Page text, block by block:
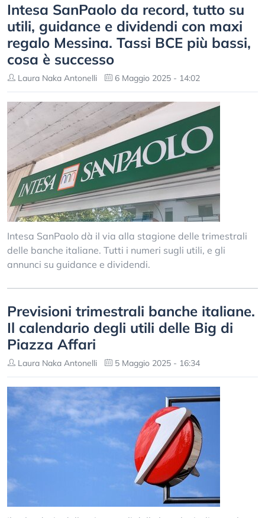
Intesa SanPaolo da record, tutto su
utili, guidance e dividendi con maxi
regalo Messina. Tassi BCE più bassi,
cosa è successo
Laura Naka Antonelli 6 Maggio 2025 - 14:02
Intesa SanPaolo dà il via alla stagione delle trimestrali
delle banche italiane. Tutti i numeri sugli utili, e gli
annunci su guidance e dividendi.
Previsioni trimestrali banche italiane.
Il calendario degli utili delle Big di
Piazza Affari
Laura Naka Antonelli 5 Maggio 2025 - 16:34